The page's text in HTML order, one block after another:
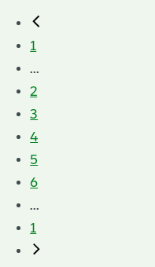
1
...
2
3
4
5
6
...
1